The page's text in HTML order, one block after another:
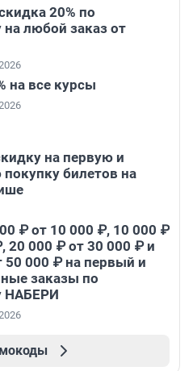
20% по
любой заказ от
на все курсы
на первую и
билетов на
₽ от 10 000 ₽, 10 000 ₽
20 000 ₽ от 30 000 ₽ и
50 000 ₽ на первый и
заказы по
НАБЕРИ